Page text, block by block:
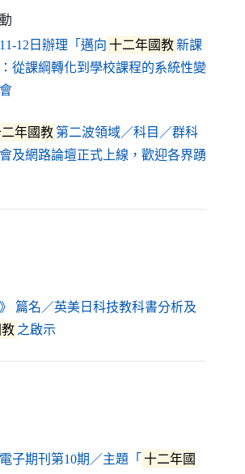
12日辦理「邁向 十二年國教新課
從課綱轉化到學校課程的系統性變
（另開新視窗）
年國教第二波領域／科目／群科
及網路論壇正式上線，歡迎各界踴
視窗）
篇名／英美日科技教科書分析及
之啟示
子期刊第10期／主題「 十二年國